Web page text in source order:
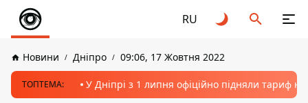
RU
Новини Дніпро 09:06, 17 Жовтня 2022
ТОПТЕМА: У Дніпрі з 1 липня офіційно підняли тариф